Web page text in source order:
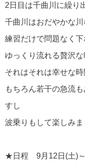
2日目は千曲川に繰り
千曲川はおだやかな
練習だけで問題なく下
ゆっくり流れる贅沢
それはそれは幸せな
もちろん若干の急流
すし
波乗りもして楽しみま
★日程 9月12日(土)